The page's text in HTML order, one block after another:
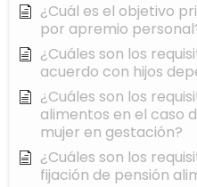
¿Cuál es el objetivo
por apremio
¿Cuáles son los
acuerdo con hijos
¿Cuáles son los
alimentos en el caso
mujer en gestación?
¿Cuáles son los
fijación de pensión